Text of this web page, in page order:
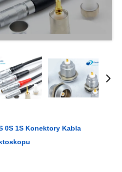
0S 1S Konektory Kabla